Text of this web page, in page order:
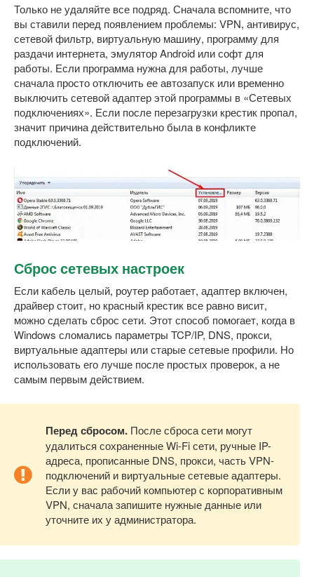
Только не удаляйте все подряд. Сначала вспомните, что
вы ставили перед появлением проблемы: VPN, антивирус,
сетевой фильтр, виртуальную машину, программу для
раздачи интернета, эмулятор Android или софт для
работы. Если программа нужна для работы, лучше
сначала просто отключить ее автозапуск или временно
выключить сетевой адаптер этой программы в «Сетевых
подключениях». Если после перезагрузки крестик пропал,
значит причина действительно была в конфликте
подключений.
Сброс сетевых настроек
Если кабель целый, роутер работает, адаптер включен,
драйвер стоит, но красный крестик все равно висит,
можно сделать сброс сети. Этот способ помогает, когда в
Windows сломались параметры TCP/IP, DNS, прокси,
виртуальные адаптеры или старые сетевые профили. Но
использовать его лучше после простых проверок, а не
самым первым действием.
Перед сбросом. После сброса сети могут
удалиться сохраненные Wi-Fi сети, ручные IP-
адреса, прописанные DNS, прокси, часть VPN-
подключений и виртуальные сетевые адаптеры.
Если у вас рабочий компьютер с корпоративным
VPN, сначала запишите нужные данные или
уточните их у администратора.